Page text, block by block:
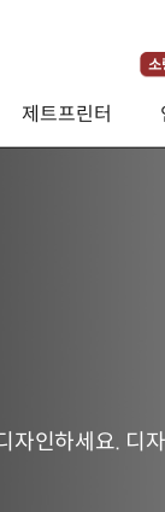
제트프린터
소
인하세요. 디